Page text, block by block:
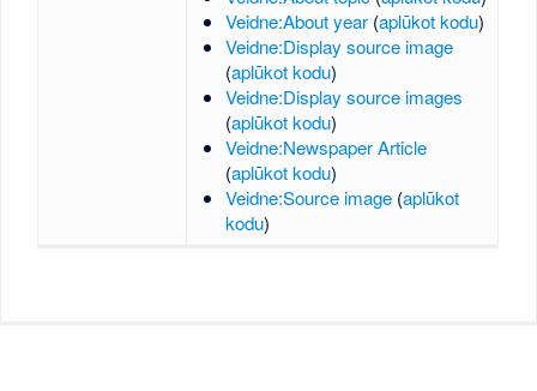
Veidne:About year (aplūkot kodu)
Veidne:Display source image
(aplūkot kodu)
Veidne:Display source images
(aplūkot kodu)
Veidne:Newspaper Article
(aplūkot kodu)
Veidne:Source image (aplūkot
kodu)